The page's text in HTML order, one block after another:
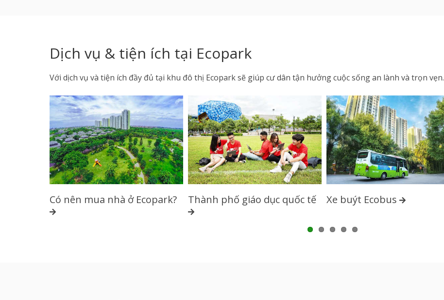
Dịch vụ & tiện ích tại Ecopark
Với dịch vụ và tiện ích đầy đủ tại khu đô thị Ecopark sẽ giúp cư dân tận hưởng cuộc sống an lành và trọn vẹn.
Có nên mua nhà ở Ecopark? Thành phố giáo dục quốc tế Xe buýt Ecobus
1